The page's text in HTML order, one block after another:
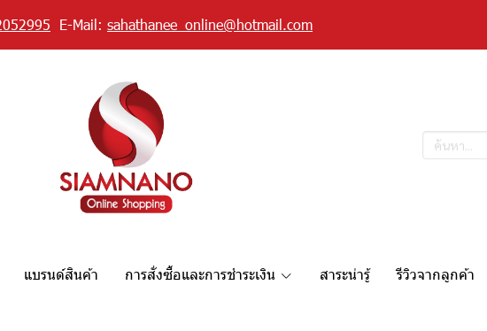
E-Mail: sahathanee_online@hotmail.com
แบรนด์สินค้า การสั่งซื้อและการชำระเงิน สาระน่ารู้ รีวิวจากลูกค้า